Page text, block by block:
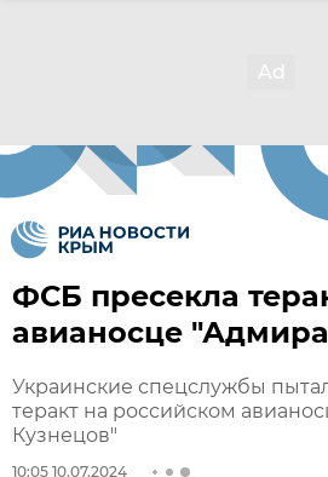
ФСБ пресекла
авианосце
Украинские спецслужбы
теракт на российском
Кузнецов"
10:05 10.07.2024